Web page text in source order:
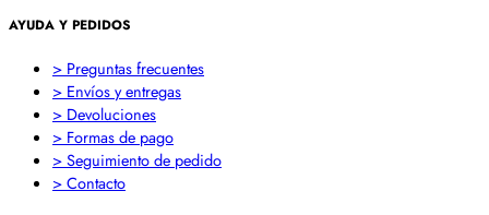
AYUDA Y PEDIDOS
> Preguntas frecuentes
> Envíos y entregas
> Devoluciones
> Formas de pago
> Seguimiento de pedido
> Contacto